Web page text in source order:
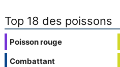
Top 18 des poissons
Poisson rouge
Combattant